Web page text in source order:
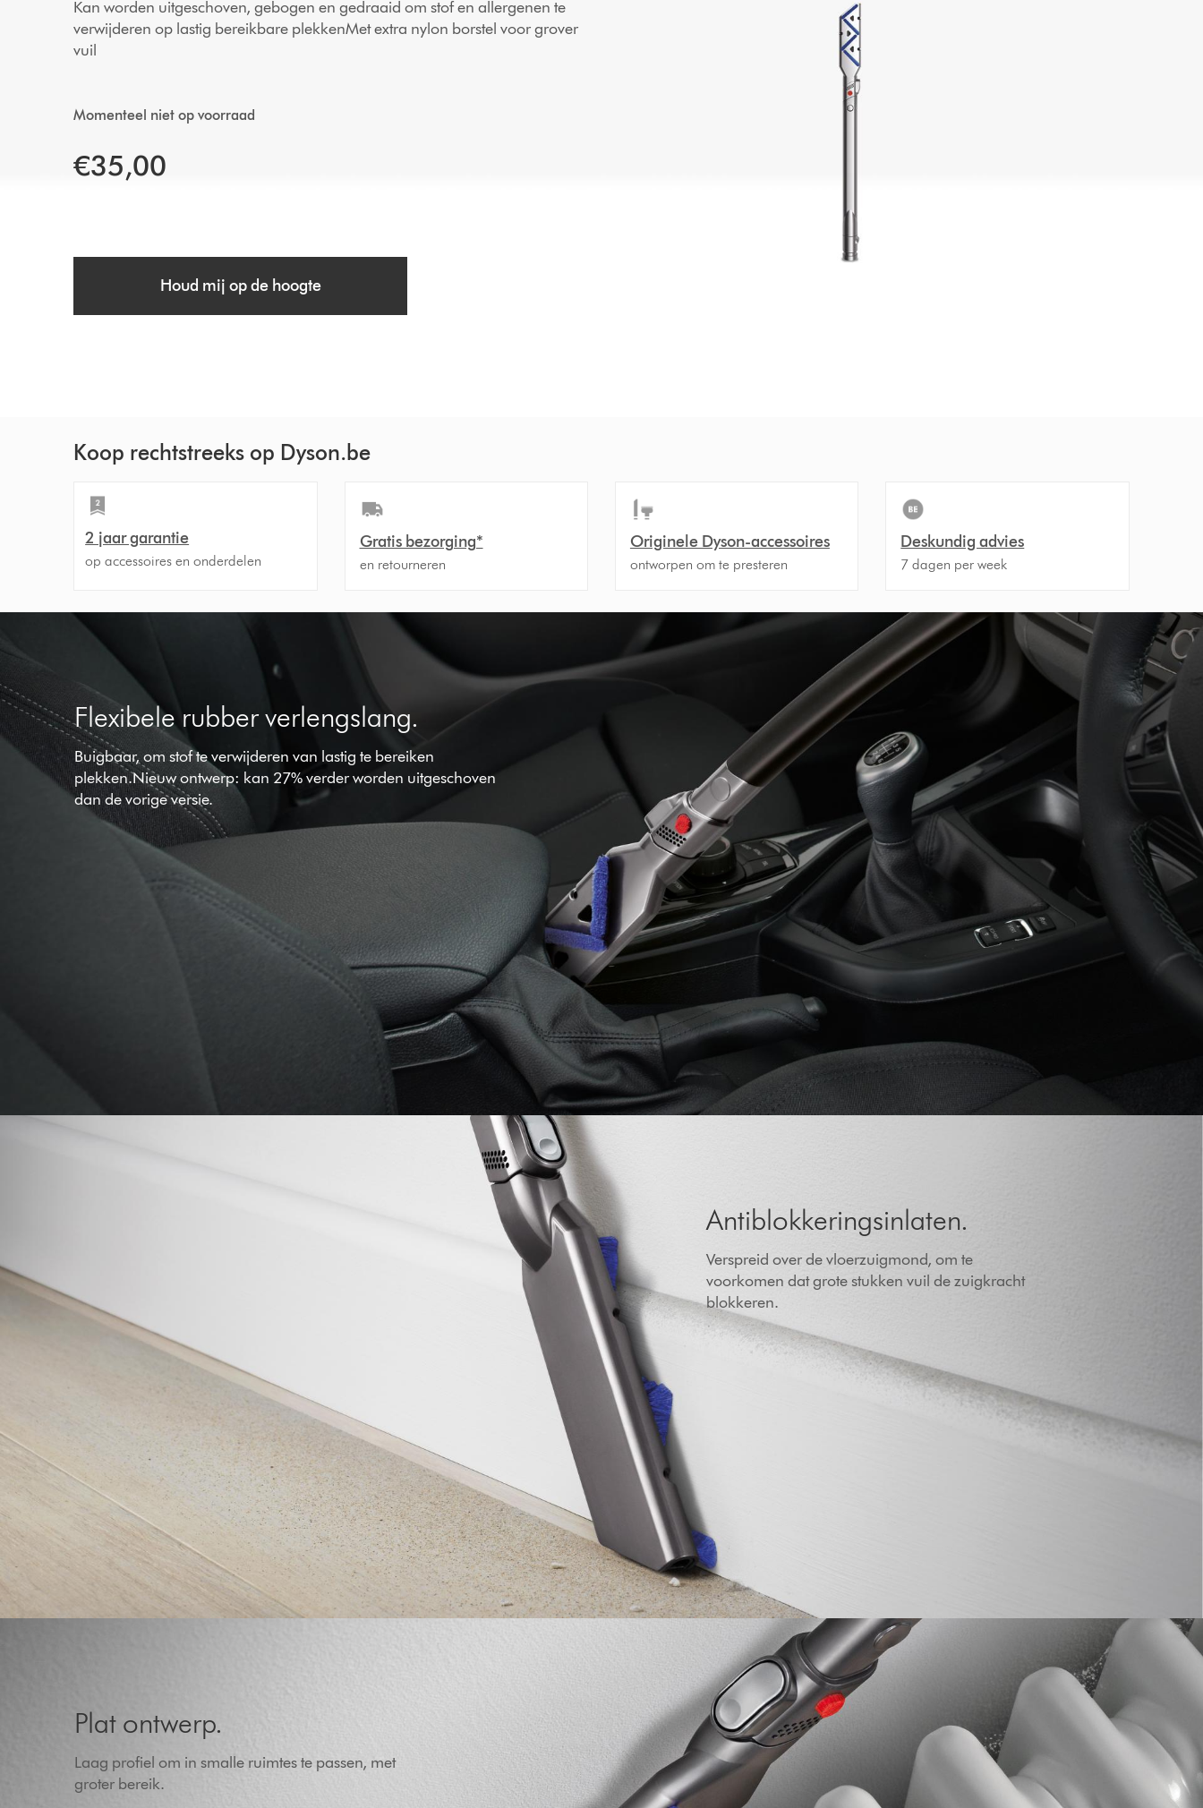
Kan worden uitgeschoven, gebogen en gedraaid om stof en allergenen te
verwijderen op lastig bereikbare plekkenMet extra nylon borstel voor grover
vuil
Momenteel niet op voorraad
€35,00
Houd mij op de hoogte
Koop rechtstreeks op Dyson.be
2 jaar garantie
op accessoires en onderdelen
Gratis bezorging*
en retourneren
Originele Dyson-accessoires
ontworpen om te presteren
Deskundig advies
7 dagen per week
Flexibele rubber verlengslang.
Buigbaar, om stof te verwijderen van lastig te bereiken
plekken.Nieuw ontwerp: kan 27% verder worden uitgeschoven
dan de vorige versie.
Antiblokkeringsinlaten.
Verspreid over de vloerzuigmond, om te
voorkomen dat grote stukken vuil de zuigkracht
blokkeren.
Plat ontwerp.
Laag profiel om in smalle ruimtes te passen, met
groter bereik.